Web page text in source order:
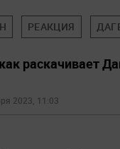
РЕАКЦИЯ
раскачивает
2023, 11:03